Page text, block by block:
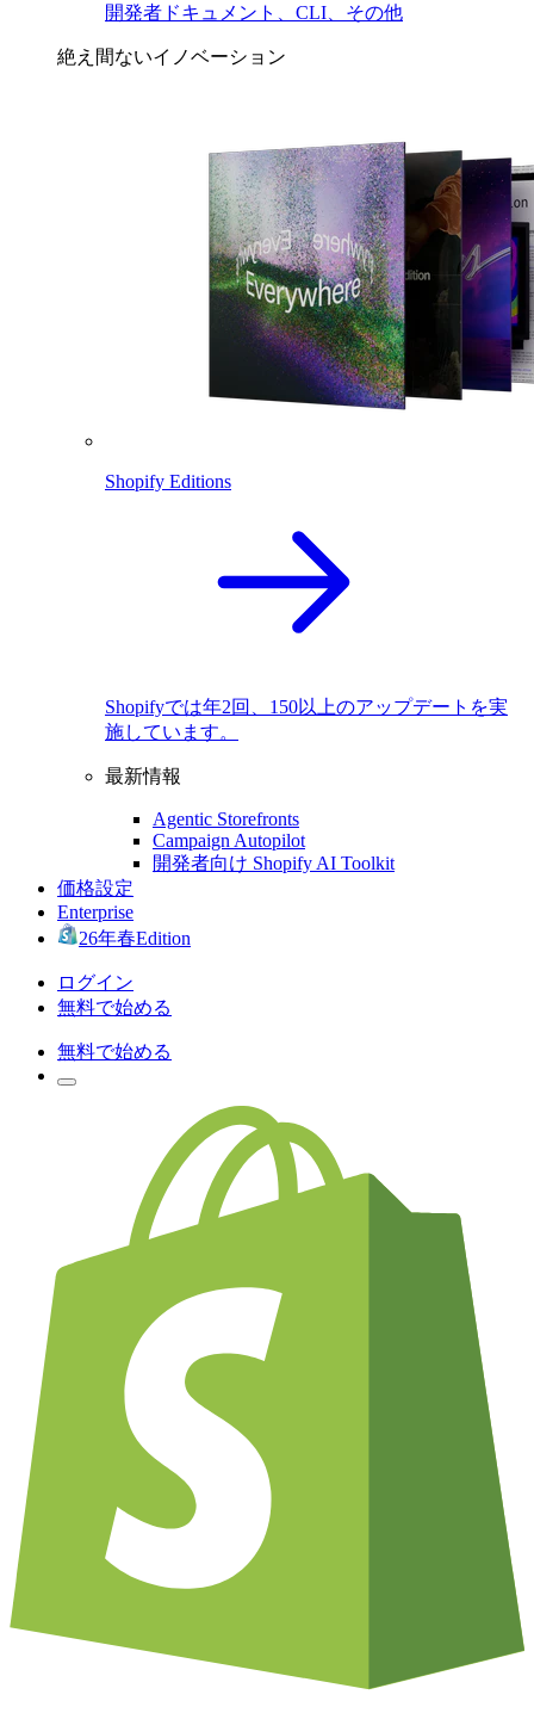
開発者ドキュメント、CLI、その他
絶え間ないイノベーション
Shopify Editions
Shopifyでは年2回、150以上のアップデートを実
施しています。
最新情報
Agentic Storefronts
Campaign Autopilot
開発者向け Shopify AI Toolkit
価格設定
Enterprise
26年春Edition
ログイン
無料で始める
無料で始める